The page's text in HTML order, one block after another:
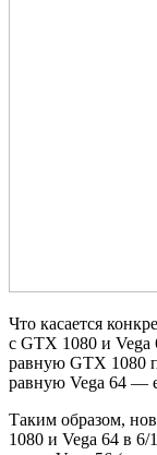
Что касается
с GTX 1080 и Vega
равную GTX 1080
равную Vega 64 —
Таким образом,
1080 и Vega 64 в 6/